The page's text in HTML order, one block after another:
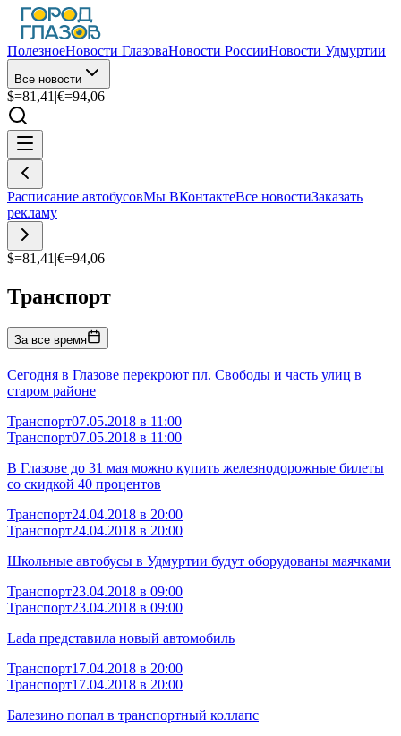
ПолезноеНовости ГлазоваНовости РоссииНовости Удмуртии
Все новости
$=81,41 |€=94,06
Расписание автобусовМы ВКонтактеВсе новостиЗаказать
рекламу
$=81,41 |€=94,06
Транспорт
За все время
Сегодня в Глазове перекроют пл. Свободы и часть улиц в
старом районе
Транспорт07.05.2018 в 11:00
Транспорт07.05.2018 в 11:00
В Глазове до 31 мая можно купить железнодорожные билеты
со скидкой 40 процентов
Транспорт24.04.2018 в 20:00
Транспорт24.04.2018 в 20:00
Школьные автобусы в Удмуртии будут оборудованы маячками
Транспорт23.04.2018 в 09:00
Транспорт23.04.2018 в 09:00
Lada представила новый автомобиль
Транспорт17.04.2018 в 20:00
Транспорт17.04.2018 в 20:00
Балезино попал в транспортный коллапс